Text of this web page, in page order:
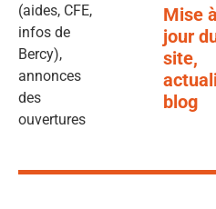
(aides, CFE,
infos de
Bercy),
annonces
des
ouvertures
Mise à
jour
site,
blog